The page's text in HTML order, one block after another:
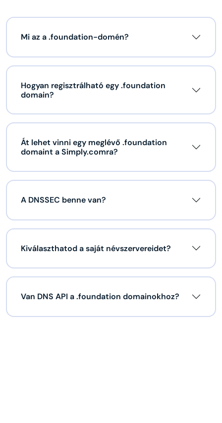
Mi az a .foundation-domén?
Hogyan regisztrálható egy .foundation
domain?
Át lehet vinni egy meglévő .foundation
domaint a Simply.comra?
A DNSSEC benne van?
Kiválaszthatod a saját névszervereidet?
Van DNS API a .foundation domainokhoz?